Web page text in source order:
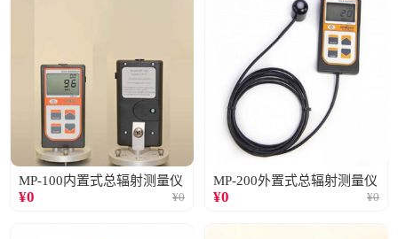
MP-100内置式总辐射测量仪
¥0 ¥0
MP-200外置式总辐射测量仪
¥0 ¥0